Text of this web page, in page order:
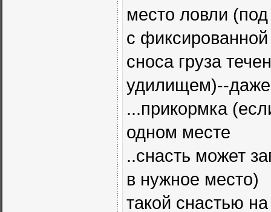
место ловли
с
сноса груза
удилищем)--
...прикормка
одном месте
..снасть может
в нужное место)
такой снастью